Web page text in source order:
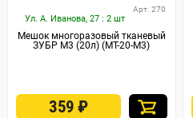
Ул. А. Иванова, 27 : 2 шт
Арт. 270
Мешок многоразовый тканевый
ЗУБР М3 (20л) (МТ-20-М3)
359₽